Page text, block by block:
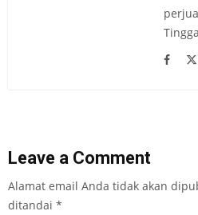
Leave a Comment
Alamat email Anda tidak akan
ditandai *